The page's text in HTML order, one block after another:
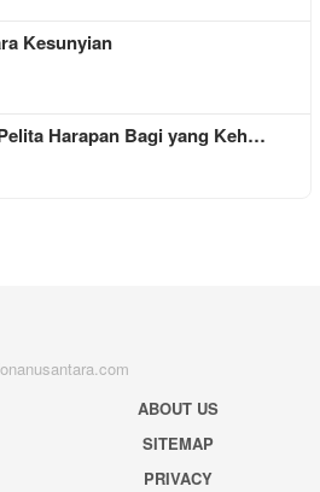
Kesunyian
Harapan Bagi yang Keh…
ABOUT US
SITEMAP
PRIVACY